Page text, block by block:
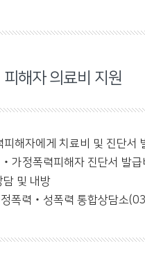
해자 의료비 지원
피해자에게 치료비 및 진단서
가정폭력피해자 진단서 발급
담 및 내방
정폭력‧성폭력 통합상담소